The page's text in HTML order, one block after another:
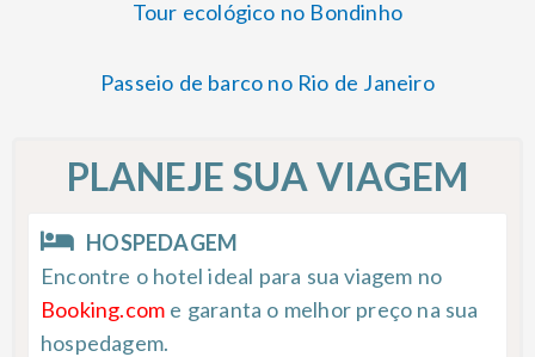
Tour ecológico no Bondinho
Passeio de barco no Rio de Janeiro
PLANEJE SUA VIAGEM
HOSPEDAGEM
Encontre o hotel ideal para sua viagem no
Booking.com e garanta o melhor preço na sua
hospedagem.